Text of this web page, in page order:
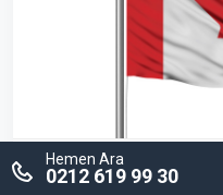
ULKE-603 Kanada
Hemen Ara
0212 619 99 30